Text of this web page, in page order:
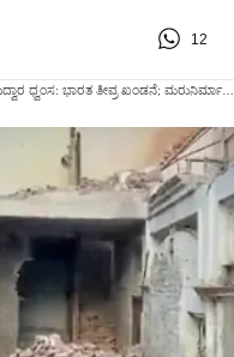
12
Pakistan: 125 ವರ್ಷ ಹಳೆಯ ಗುರುದ್ವಾರ ಧ್ವಂಸ: ಭಾರತ ತೀವ್ರ ಖಂಡನೆ; ಮರುನಿರ್ಮಾಣಕ್ಕೆ ಆಗ್ರಹ